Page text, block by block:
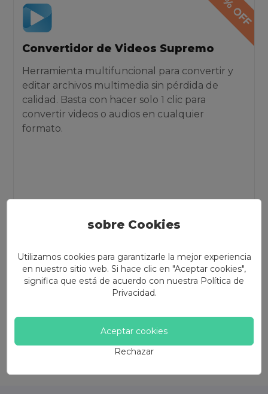
Convertidor de Videos Supremo
Herramienta multifuncional para convertir y
editar archivos multimedia sin pérdida de
calidad. Basta con hacer solo 1 clic para
convertir videos o audios en cualquier
formato.
Plan individual de por vida
US$24.98 (IVA no incluido)
sobre Cookies
Utilizamos cookies para garantizarle la mejor experiencia
en nuestro sitio web. Si hace clic en "Aceptar cookies",
significa que está de acuerdo con nuestra Política de
Privacidad.
Aceptar cookies
Rechazar